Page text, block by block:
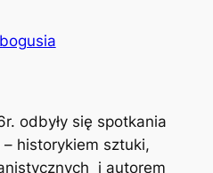
bogusia
odbyły się spotkania
historykiem sztuki,
i autorem